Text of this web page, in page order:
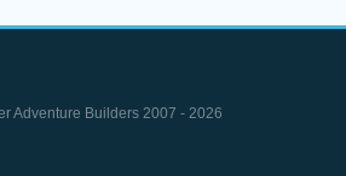
Adventure Builders 2007 - 2026